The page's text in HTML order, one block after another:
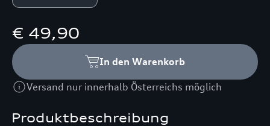
Produktbeschreibung
€ 49,90
In den Warenkorb
Versand nur innerhalb Österreichs möglich